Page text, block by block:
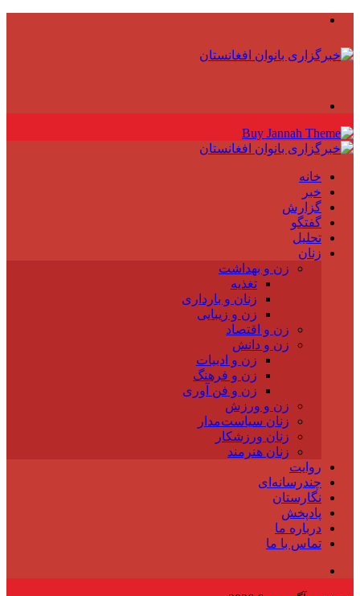
خانه
خبر
گزارش
گفتگو
تحلیل
زنان
زن و بهداشت
تغذیه
زنان و بارداری
زن و زیبایی
زن و اقتصاد
زن و دانش
زن و ادبیات
زن و فرهنگ
زن و فن آوری
زن و ورزش
زنان سیاست‌مدار
زنان ورزشکار
زنان هنرمند
روایت
چندرسانه‌ای
نگارستان
پادپخش
درباره ما
تماس با ما